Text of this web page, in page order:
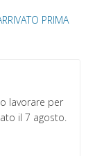
PRIMA
lavorare per
il 7 agosto.